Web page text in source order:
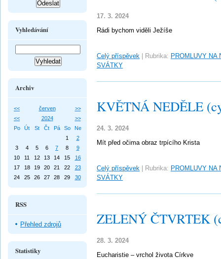
17. 3. 2024
Rádi bychom viděli Ježíše
Celý příspěvek Rubrika: PROMLUVY NA
SVÁTKY
KVĚTNÁ NEDĚLE
24. 3. 2024
Mít před očima obraz trpícího Krista
Celý příspěvek Rubrika: PROMLUVY NA
SVÁTKY
ZELENÝ ČTVRTEK
28. 3. 2024
Eucharistie – vrchol života Církve
Vyhledávání
Archiv
<< červen
>>
<<
2024
>>
Po
Út St Čt Pá So
Ne
1
2
3
4 5 6 7 8
9
10
11 12 13 14 15
16
17
18 19 20 21 22
23
24
25 26 27 28 29 30
RSS
Přehled zdrojů
Statistiky